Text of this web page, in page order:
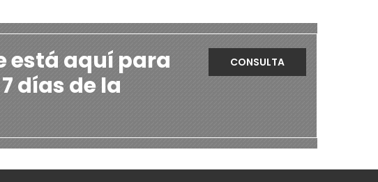
está aquí para
días de la
CONSULTA